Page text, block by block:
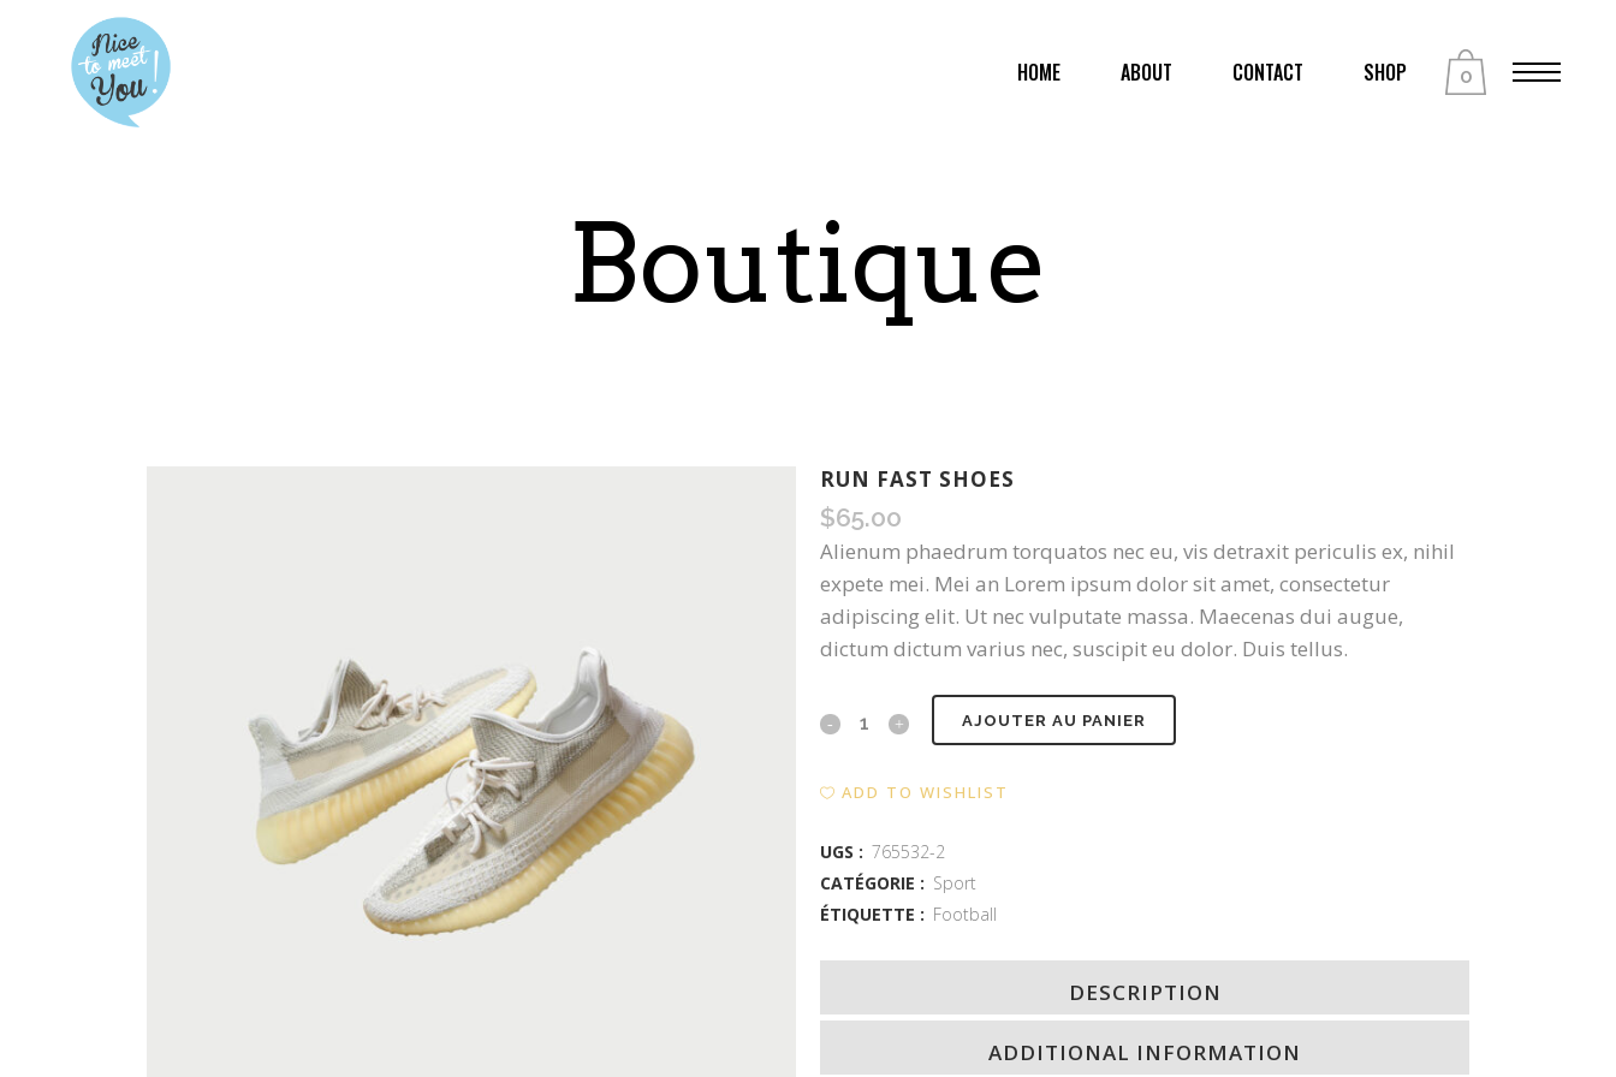
0
HOME ABOUT CONTACT SHOP
Boutique
RUN FAST SHOES
$65.00
Alienum phaedrum torquatos nec eu, vis detraxit periculis ex, nihil
expete mei. Mei an Lorem ipsum dolor sit amet, consectetur
adipiscing elit. Ut nec vulputate massa. Maecenas dui augue,
dictum dictum varius nec, suscipit eu dolor. Duis tellus.
Run
quantity
AJOUTER AU PANIER
ADD TO WISHLIST
UGS : 765532-2
CATÉGORIE : Sport
ÉTIQUETTE : Football
DESCRIPTION
ADDITIONAL INFORMATION